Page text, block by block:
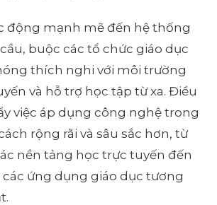
động mạnh mẽ đến hệ thống
buộc các tổ chức giáo dục
thích nghi với môi trường
và hỗ trợ học tập từ xa. Điều
việc áp dụng công nghệ trong
rộng rãi và sâu sắc hơn, từ
nền tảng học trực tuyến đến
ứng dụng giáo dục tương